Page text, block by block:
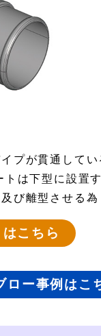
プが貫通して
トは下型に設置
び離型させる
こちら
ロー事例はこ